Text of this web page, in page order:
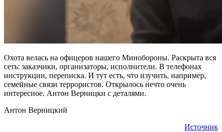
Охота велась на офицеров нашего Минобороны. Раскрыта вся
сеть: заказчики, организаторы, исполнители. В телефонах
инструкции, переписка. И тут есть, что изучить, например,
семейные связи террористов. Открылось нечто очень
интересное. Антон Верницки с деталями.
Антон Верницкий
Источник